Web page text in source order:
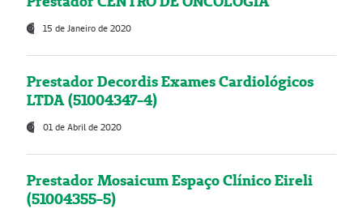
15 de Janeiro de 2020
Prestador Decordis Exames Cardiológicos
LTDA (51004347-4)
01 de Abril de 2020
Prestador Mosaicum Espaço Clínico Eireli
(51004355-5)